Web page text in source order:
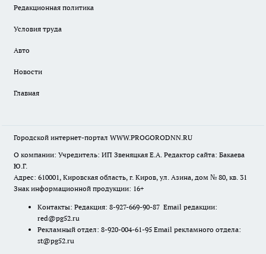
Редакционная политика
Условия труда
Авто
Новости
Главная
Городской интернет-портал WWW.PROGORODNN.RU
О компании: Учредитель: ИП Звеняцкая Е.А. Редактор сайта: Бакаева
Ю.Г.
Адрес: 610001, Кировская область, г. Киров, ул. Азина, дом № 80, кв. 31
Знак информационной продукции: 16+
Контакты: Редакция: 8-927-669-90-87 Email редакции:
red@pg52.ru
Рекламный отдел: 8-920-004-61-95 Email рекламного отдела:
st@pg52.ru